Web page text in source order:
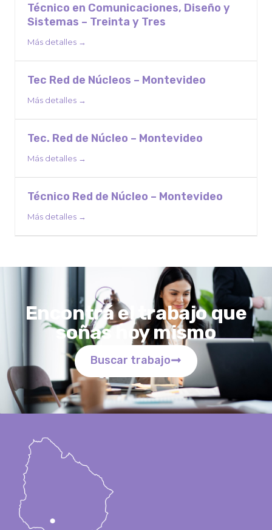
Técnico en Comunicaciones, Diseño y
Sistemas – Treinta y Tres
Más detalles
Tec Red de Núcleos – Montevideo
Más detalles
Tec. Red de Núcleo – Montevideo
Más detalles
Técnico Red de Núcleo – Montevideo
Más detalles
Encontrá el trabajo que
soñas hoy mismo
Buscar trabajo